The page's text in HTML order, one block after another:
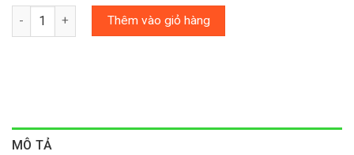
Số lượng Thêm vào giỏ hàng
MÔ TẢ